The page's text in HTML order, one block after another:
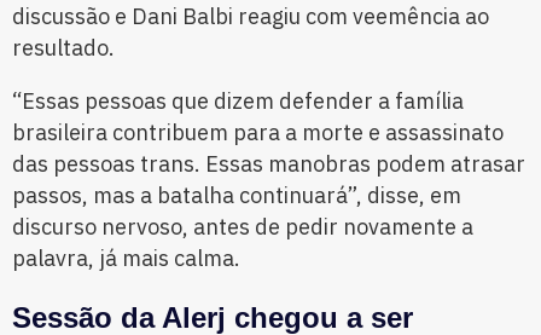
discussão e Dani Balbi reagiu com veemência ao
resultado.
“Essas pessoas que dizem defender a família
brasileira contribuem para a morte e assassinato
das pessoas trans. Essas manobras podem atrasar
passos, mas a batalha continuará”, disse, em
discurso nervoso, antes de pedir novamente a
palavra, já mais calma.
Sessão da Alerj chegou a ser